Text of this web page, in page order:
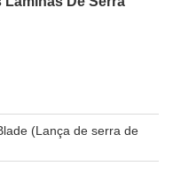
(Lança de serra de